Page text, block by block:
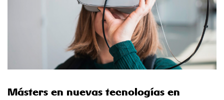
Másters en nuevas tecnologías en